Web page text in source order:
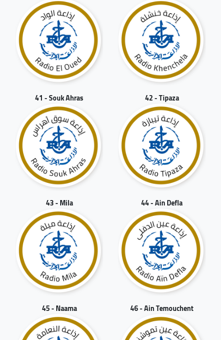
41 - Souk Ahras 42 - Tipaza
43 - Mila 44 - Ain Defla
45 - Naama 46 - Ain Temouchent